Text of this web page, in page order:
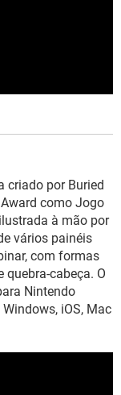
criado por Buried
como Jogo
à mão por
vários painéis
com formas
cabeça. O
Nintendo
iOS, Mac